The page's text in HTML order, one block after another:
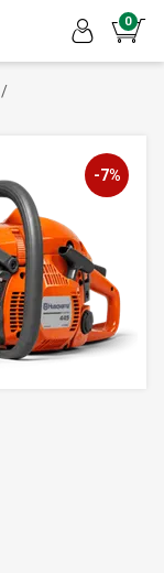
0
/
-7%